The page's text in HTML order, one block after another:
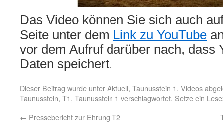
Das Video können Sie sich auch
Seite unter dem Link zu YouTube
vor dem Aufruf darüber nach, dass
Daten speichert.
Dieser Beitrag wurde unterAktuell, Taunusstein 1, Videos
Taunusstein, T1, Taunusstein 1 verschlagwortet. Setze ein
← Pressebericht zur Ehrung T2